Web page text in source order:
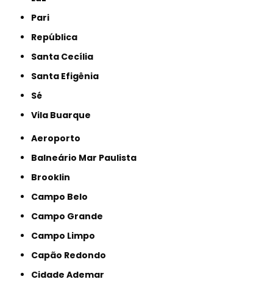
Pari
República
Santa Cecília
Santa Efigênia
Sé
Vila Buarque
Aeroporto
Balneário Mar Paulista
Brooklin
Campo Belo
Campo Grande
Campo Limpo
Capão Redondo
Cidade Ademar